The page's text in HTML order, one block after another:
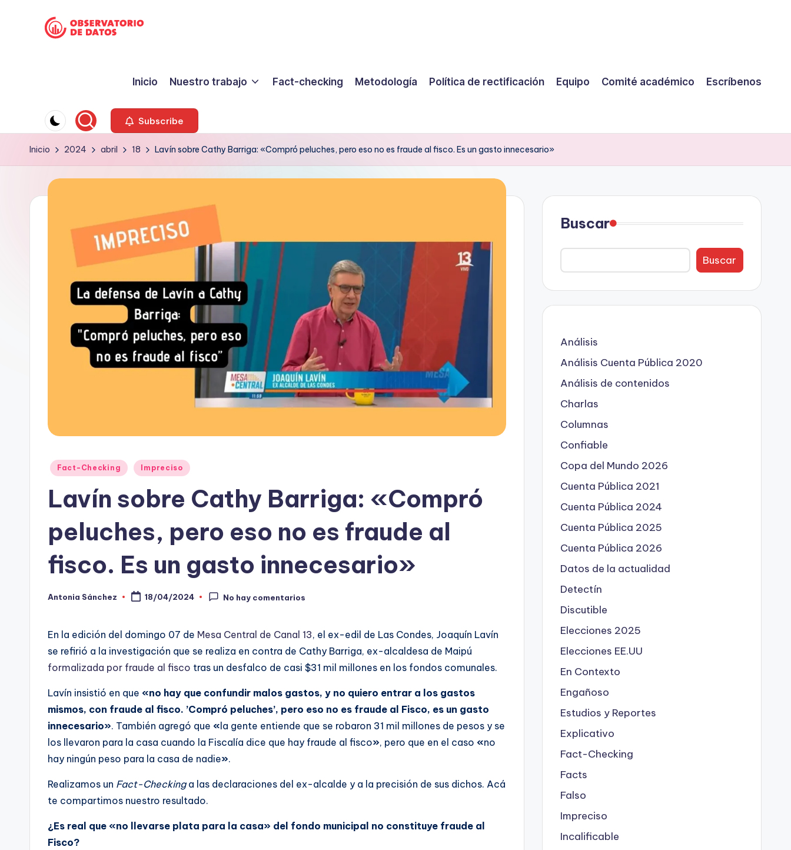
o
d
m
C
ki
facts
are
sacred"
-
Charles
Inicio Nuestro trabajo Fact-checking Metodología Política de rectificación Equipo Comité académico Escríbenos
Subscribe
Inicio 2024 abril 18 Lavín sobre Cathy Barriga: «Compró peluches, pero eso no es fraude al fisco. Es un gasto innecesario»
Publicado
Fact-Checking Impreciso
Lavín sobre Cathy Barriga: «Compró
peluches, pero eso no es fraude al
fisco. Es un gasto innecesario»
Publicado
Antonia Sánchez 18/04/2024 No hay comentarios
En la edición del domingo 07 de Mesa Central de Canal 13, el ex-edil de Las Condes, Joaquín Lavín
se refirió a la investigación que se realiza en contra de Cathy Barriga, ex-alcaldesa de Maipú
formalizada por fraude al fisco tras un desfalco de casi $31 mil millones en los fondos comunales.
Lavín insistió en que «no hay que confundir malos gastos, y no quiero entrar a los gastos
mismos, con fraude al fisco. ’Compró peluches’, pero eso no es fraude al Fisco, es un gasto
innecesario». También agregó que « la gente entiende que se robaron 31 mil millones de pesos y se
los llevaron para la casa cuando la Fiscalía dice que hay fraude al fisco», pero que en el caso «no
hay ningún peso para la casa de nadie».
Realizamos un Fact-Checkinga las declaraciones del ex-alcalde y a la precisión de sus dichos. Acá
te compartimos nuestro resultado.
¿Es real que «no llevarse plata para la casa» del fondo municipal no constituye fraude al
Fisco?
Buscar
Buscar
Análisis
Análisis Cuenta Pública 2020
Análisis de contenidos
Charlas
Columnas
Confiable
Copa del Mundo 2026
Cuenta Pública 2021
Cuenta Pública 2024
Cuenta Pública 2025
Cuenta Pública 2026
Datos de la actualidad
Detectín
Discutible
Elecciones 2025
Elecciones EE.UU
En Contexto
Engañoso
Estudios y Reportes
Explicativo
Fact-Checking
Facts
Falso
Impreciso
Incalificable